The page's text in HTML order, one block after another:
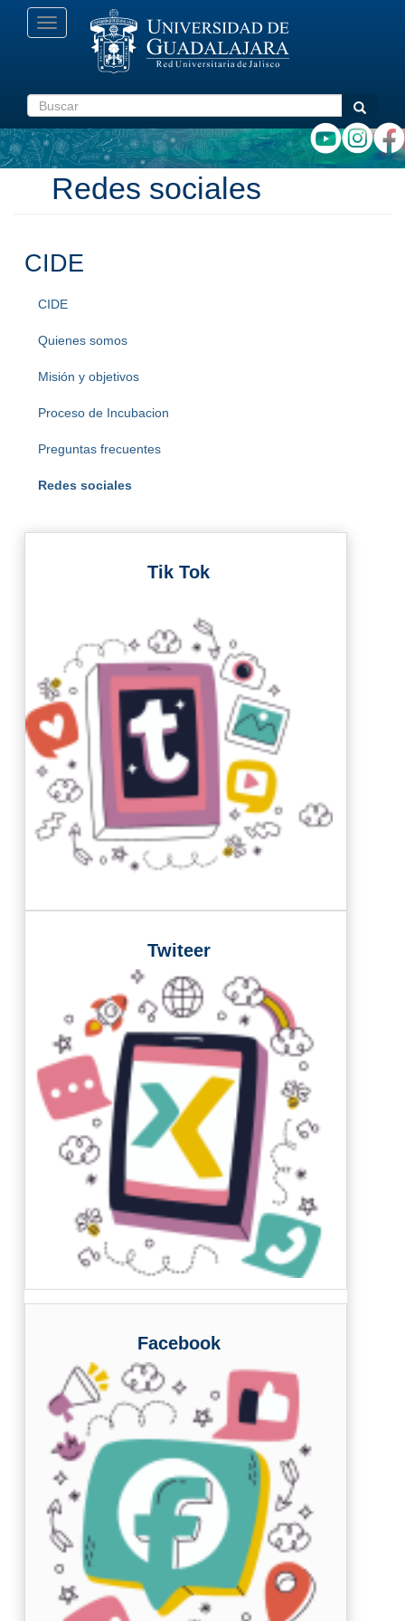
Pasar
Toggle
navigation
Buscar Buscar
Redes sociales
CIDE
CIDE
Quienes somos
Misión y objetivos
Proceso de Incubacion
Preguntas frecuentes
Redes sociales
Tik Tok
Twiteer
Facebook